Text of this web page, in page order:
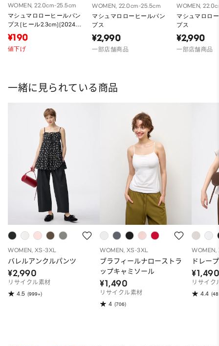
WOMEN, 22.0cm-25.5cm
マシュマロローヒールパン
プス(ヒール2.3cm)(2024年
秋アイテム)
¥190
値下げ
WOMEN, 22.0cm-25.5cm
マシュマロローヒールパン
プス
¥2,990
一部店舗商品
WOMEN,
マシュマロロ
プス
¥2,990
一部店舗商品
一緒に見られている商品
WOMEN, XS-3XL
バレルアンクルパンツ
¥2,990
リサイクル素材
4.5 (999+)
WOMEN, XS-3XL
ブラフィールナローストラ
ップキャミソール
¥1,490
リサイクル素材
4 (706)
WOMEN,
ドレー
リサイク
4.4